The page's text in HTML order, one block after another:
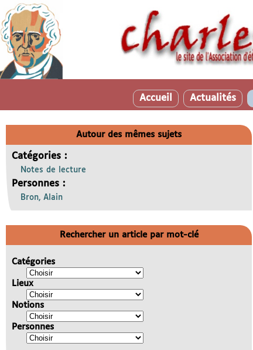
Accueil Actualités
Autour des mêmes sujets
Catégories :
Notes de lecture
Personnes :
Bron, Alain
Rechercher un article par mot-clé
Catégories
Lieux
Notions
Personnes